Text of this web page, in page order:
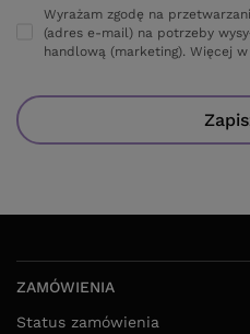
Wyrażam zgodę na
(adres e-mail) na potrzeby
handlową (marketing). Więcej w
ZAMÓWIENIA
Status zamówienia